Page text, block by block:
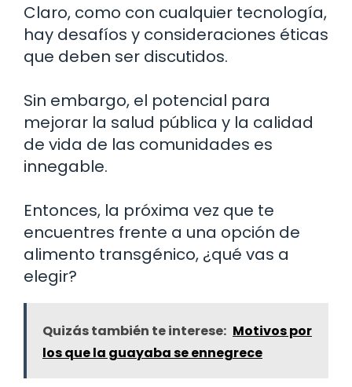
Claro, como con cualquier tecnología,
hay desafíos y consideraciones éticas
que deben ser discutidos.
Sin embargo, el potencial para
mejorar la salud pública y la calidad
de vida de las comunidades es
innegable.
Entonces, la próxima vez que te
encuentres frente a una opción de
alimento transgénico, ¿qué vas a
elegir?
Quizás también te interese: Motivos por
los que la guayaba se ennegrece